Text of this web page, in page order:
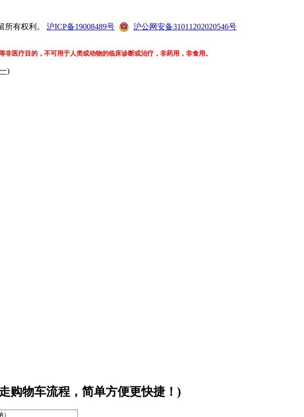
所有权利。 沪ICP备19008489号 沪公网安备31011202020546号
医疗目的，不可用于人类或动物的临床诊断或治疗，非药用，非食用。
)
购物车流程，简单方便更快捷！)